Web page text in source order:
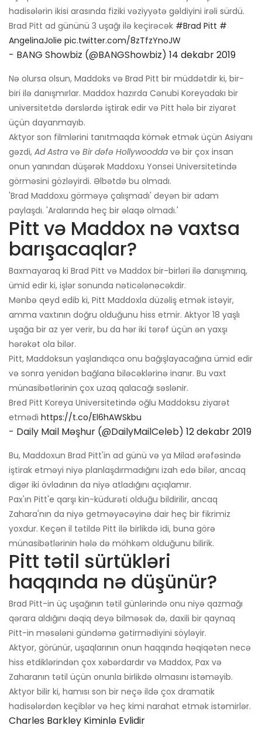
hadisələrin ikisi arasında fiziki vəziyyətə gəldiyini irəli sürdü.
Brad Pitt ad gününü 3 uşağı ilə keçirəcək #Brad Pitt #
AngelinaJolie pic.twitter.com/8zTfzYnoJW
- BANG Showbiz (@BANGShowbiz) 14 dekabr 2019
Nə olursa olsun, Maddoks və Brad Pitt bir müddətdir ki, bir-
biri ilə danışmırlar. Maddox hazırda Cənubi Koreyadakı bir
universitetdə dərslərdə iştirak edir və Pitt hələ bir ziyarət
üçün dayanmayıb.
Aktyor son filmlərini tanıtmaqda kömək etmək üçün Asiyanı
gəzdi, Ad Astra və Bir dəfə Hollywoodda və bir çox insan
onun yanından düşərək Maddoxu Yonsei Universitetində
görməsini gözləyirdi. Əlbətdə bu olmadı.
'Brad Maddoxu görməyə çalışmadı' deyən bir adam
paylaşdı. 'Aralarında heç bir əlaqə olmadı.'
Pitt və Maddox nə vaxtsa
barışacaqlar?
Baxmayaraq ki Brad Pitt və Maddox bir-birləri ilə danışmırıq,
ümid edir ki, işlər sonunda nəticələnəcəkdir.
Mənbə qeyd edib ki, Pitt Maddoxla düzəliş etmək istəyir,
amma vaxtının doğru olduğunu hiss etmir. Aktyor 18 yaşlı
uşağa bir az yer verir, bu da hər iki tərəf üçün ən yaxşı
hərəkət ola bilər.
Pitt, Maddoksun yaşlandıqca onu bağışlayacağına ümid edir
və sonra yenidən bağlana biləcəklərinə inanır. Bu vaxt
münasibətlərinin çox uzaq qalacağı səslənir.
Bred Pitt Koreya Universitetində oğlu Maddoksu ziyarət
etmədi https://t.co/El6hAWSkbu
- Daily Mail Məşhur (@DailyMailCeleb) 12 dekabr 2019
Bu, Maddoxun Brad Pitt'in ad günü və ya Milad ərəfəsində
iştirak etməyi niyə planlaşdırmadığını izah edə bilər, ancaq
digər iki övladının da niyə atladığını açıqlamır.
Pax'ın Pitt'e qarşı kin-küdurəti olduğu bildirilir, ancaq
Zahara'nın da niyə getməyəcəyinə dair heç bir fikrimiz
yoxdur. Keçən il tətildə Pitt ilə birlikdə idi, buna görə
münasibətlərinin hələ də möhkəm olduğunu bilirik.
Pitt tətil sürtükləri
haqqında nə düşünür?
Brad Pitt-in üç uşağının tətil günlərində onu niyə qazmağı
qərara aldığını dəqiq deyə bilməsək də, daxili bir qaynaq
Pitt-in məsələni gündəmə gətirmədiyini söyləyir.
Aktyor, görünür, uşaqlarının onun haqqında həqiqətən necə
hiss etdiklərindən çox xəbərdardır və Maddox, Pax və
Zaharanın tətil üçün onunla birlikdə olmasını istəməyib.
Aktyor bilir ki, hamısı son bir neçə ildə çox dramatik
hadisələrdən keçiblər və heç kimi narahat etmək istəmirlər.
Charles Barkley Kiminlə Evlidir